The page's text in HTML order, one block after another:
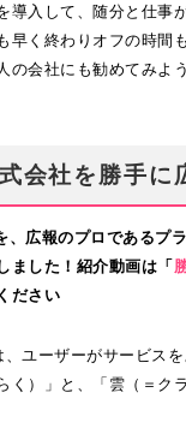
導入して、随分と仕事
早く終わりオフの時間
の会社にも勧めてみよう
会社を勝手に
広報のプロであるプ
ました！紹介動画は「
ださい
ユーザーがサービス
く）」と、「雲（＝ク